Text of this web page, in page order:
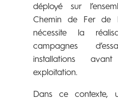
déployé sur
Chemin de Fer de
nécessite la
campagnes
installations
exploitation.
Dans ce contexte,